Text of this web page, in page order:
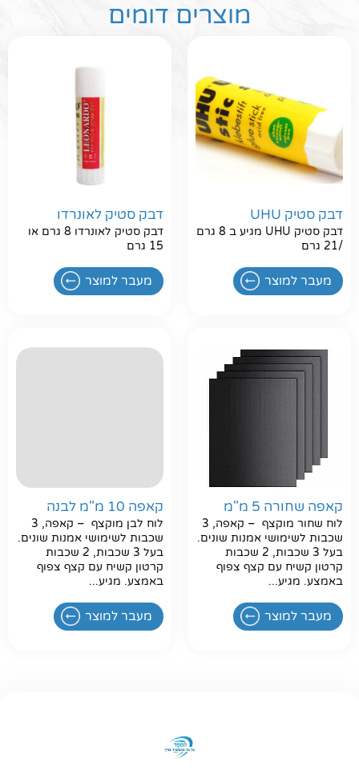
חפשו באתר
מוצרים דומים
דבק סטיק UHU
דבק סטיק UHU מגיע ב 8 גרם
/21 גרם
מעבר למוצר
דבק סטיק לאונרדו
דבק סטיק לאונרדו 8 גרם או
15 גרם
מעבר למוצר
קאפה שחורה 5 מ"מ
לוח שחור מוקצף – קאפה, 3
שכבות לשימושי אמנות שונים.
בעל 3 שכבות, 2 שכבות
קרטון קשיח עם קצף צפוף
באמצע. מגיע...
מעבר למוצר
קאפה 10 מ"מ לבנה
לוח לבן מוקצף – קאפה, 3
שכבות לשימושי אמנות שונים.
בעל 3 שכבות, 2 שכבות
קרטון קשיח עם קצף צפוף
באמצע. מגיע...
מעבר למוצר